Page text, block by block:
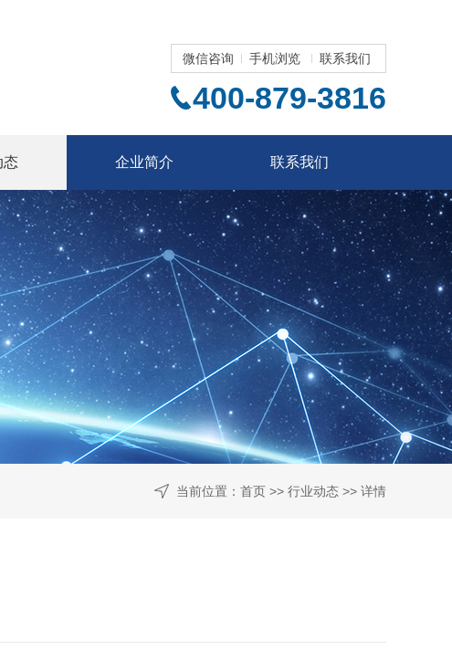
微信咨询 手机浏览 联系我们
400-879-3816
态 企业简介 联系我们
当前位置： 首页 >> 行业动态 >> 详情